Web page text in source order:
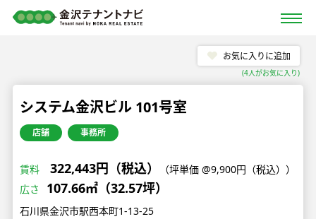
お気に入りに追加
(4人がお気に入り)
システム金沢ビル 101号室
店舗 事務所
賃料 322,443円（税込）
（坪単価 @9,900円（税込））
広さ
107.66㎡（32.57坪）
石川県金沢市駅西本町1-13-25